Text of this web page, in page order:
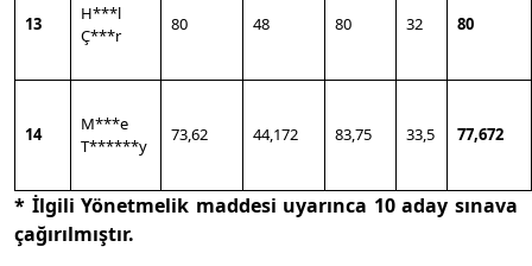
13
H***l
Ç***r
80 48 80 32 80
14
M***e
T******y
73,62 44,172 83,75 33,5 77,672
* İlgili Yönetmelik maddesi uyarınca 10 aday sınava
çağırılmıştır.